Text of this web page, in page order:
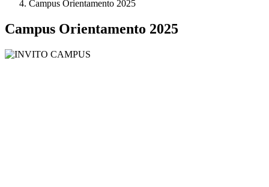
Campus Orientamento 2025
Campus Orientamento 2025